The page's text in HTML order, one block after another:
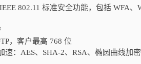
802.11 标准安全功能，包括 WFA、
，客户最高 768 位
速：AES、SHA-2、RSA、椭圆曲线加